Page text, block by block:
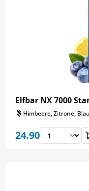
Elfbar NX 7000
Himbeere, Zitrone,
24.90